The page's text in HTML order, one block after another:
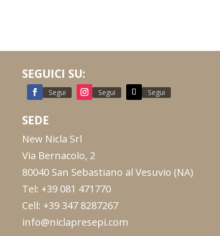
SEGUICI SU:
Segui Segui Segui
SEDE
New Nicla Srl
Via Bernacolo, 2
80040 San Sebastiano al Vesuvio (NA)
Tel: +39 081 471770
Cell: +39 347 8287267
info@niclapresepi.com